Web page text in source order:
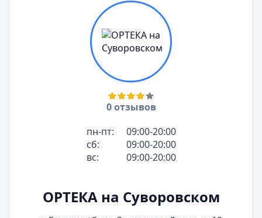
0 отзывов
пн-пт:
09:00-20:00
сб:
09:00-20:00
вс:
09:00-20:00
ОРТЕКА на Суворовском